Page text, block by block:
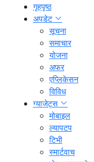
गृहपृष्ठ
अपडेट
सूचना
समाचार
योजना
अफर
एप्लिकेसन
विविध
ग्याजेट्स
मोबाइल
ल्यापटप
टिभी
स्मार्टवाच